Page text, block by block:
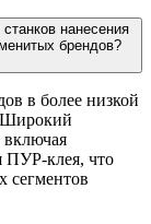
нанесения
брендов?
в более низкой
Широкий
ПУР-клея, что
сегментов